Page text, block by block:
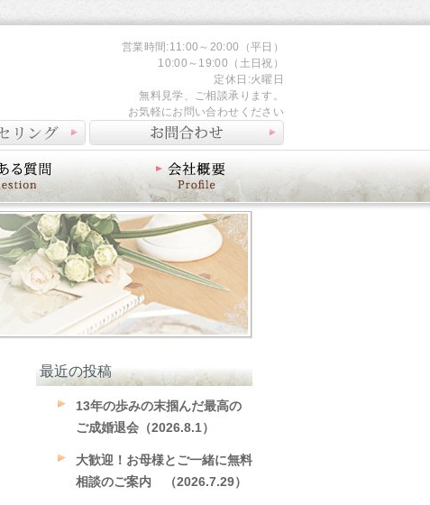
営業時間:11:00～20:00（平日）
10:00～19:00（土日祝）
定休日:火曜日
無料見学、ご相談承ります。
お気軽にお問い合わせください
会社概要
最近の投稿
13年の歩みの末掴んだ最高の
ご成婚退会（2026.8.1）
大歓迎！お母様とご一緒に無料
相談のご案内 （2026.7.29）